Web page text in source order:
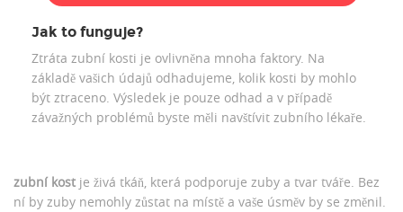
Jak to funguje?
Ztráta zubní kosti je ovlivněna mnoha faktory. Na
základě vašich údajů odhadujeme, kolik kosti by mohlo
být ztraceno. Výsledek je pouze odhad a v případě
závažných problémů byste měli navštívit zubního lékaře.
zubní kost je živá tkáň, která podporuje zuby a tvar tváře. Bez
ní by zuby nemohly zůstat na místě a vaše úsměv by se změnil.